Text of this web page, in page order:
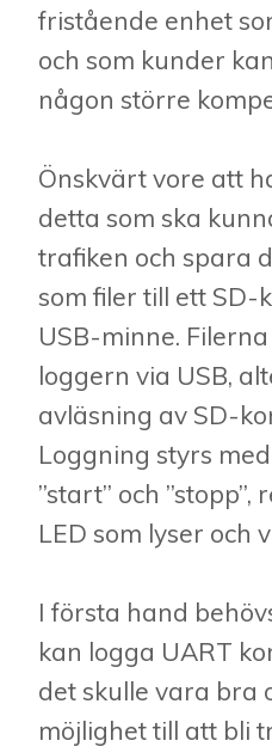
fristående enhet
och som kunder
någon större
Önskvärt vore att
detta som ska
trafiken och spara
som filer till ett
USB-minne.
loggern via USB,
avläsning av SD-
Loggning styrs
”start” och
LED som lyser och
I första hand
kan logga UART
det skulle vara bra
möjlighet till att bli